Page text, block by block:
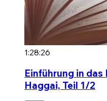
1:28:26
Einführung in das
Haggai, Teil 1/2